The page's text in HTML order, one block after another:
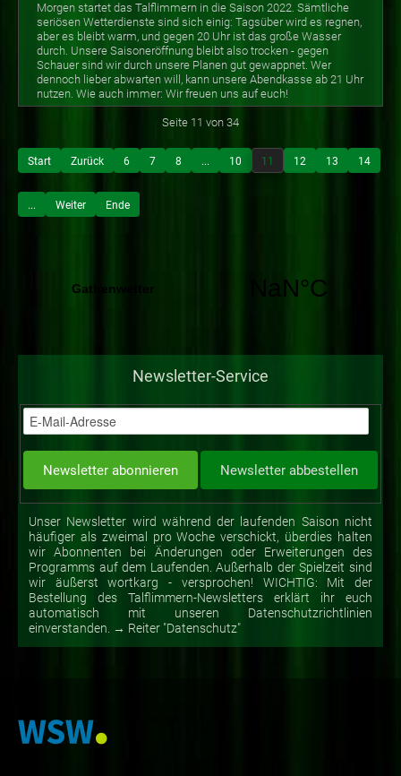
Morgen startet das Talflimmern in die Saison 2022. Sämtliche
seriösen Wetterdienste sind sich einig: Tagsüber wird es regnen,
aber es bleibt warm, und gegen 20 Uhr ist das große Wasser
durch. Unsere Saisoneröffnung bleibt also trocken - gegen
Schauer sind wir durch unsere Planen gut gewappnet. Wer
dennoch lieber abwarten will, kann unsere Abendkasse ab 21 Uhr
nutzen. Wie auch immer: Wir freuen uns auf euch!
Seite 11 von 34
Start Zurück 6 7 8 ... 10 11 12 13 14
... Weiter Ende
Newsletter-Service
Unser Newsletter wird während der laufenden Saison nicht
häufiger als zweimal pro Woche verschickt, überdies halten
wir Abonnenten bei Änderungen oder Erweiterungen des
Programms auf dem Laufenden. Außerhalb der Spielzeit sind
wir äußerst wortkarg - versprochen! WICHTIG: Mit der
Bestellung des Talflimmern-Newsletters erklärt ihr euch
automatisch mit unseren Datenschutzrichtlinien
einverstanden. → Reiter "Datenschutz"